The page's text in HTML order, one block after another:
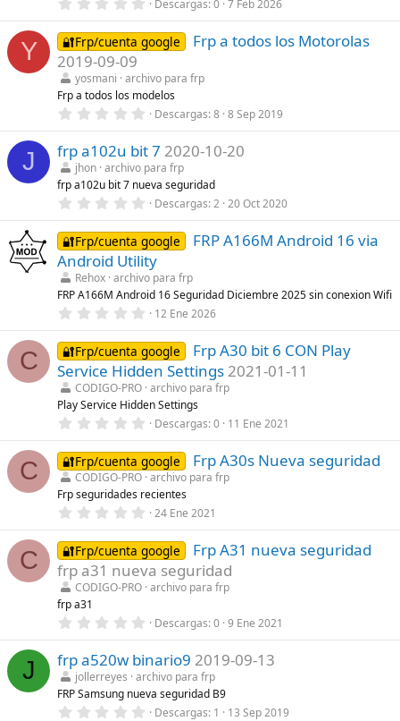
a
(
s
)
0
0
e
t
r
e
l
(
s
)
Descargas 0 7 Feb 2026
Y 🔐Frp/cuenta google
Frp a todos los Motorolas
2019-09-09
yosmani
archivo para frp
Frp a todos los modelos
0
0
0
e
s
t
r
l
l
a
(
s
)
Descargas 8 8 Sep 2019
J frp a102u bit 7 2020-10-20
jhon archivo para frp
frp a102u bit 7 nueva seguridad
0
0
0
e
s
t
r
e
l
a
(
s
)
Descargas 2 20 Oct 2020
🔐Frp/cuenta google
FRP A166M Android 16 via
Android Utility
Rehox archivo para frp
FRP A166M Android 16 Seguridad Diciembre 2025 sin conexion Wifi
0
0
0
e
s
t
r
e
l
a
(
s
12 Ene 2026
C 🔐Frp/cuenta google
Frp A30 bit 6 CON Play
Service Hidden Settings 2021-01-11
CODIGO-PRO archivo para frp
Play Service Hidden Settings
0
0
0
e
s
t
r
l
l
a
(
s
Descargas 0 11 Ene 2021
C 🔐Frp/cuenta google Frp A30s Nueva seguridad
CODIGO-PRO archivo para frp
Frp seguridades recientes
0
0
0
e
s
t
l
(
s
)
24 Ene 2021
C 🔐Frp/cuenta google
Frp A31 nueva seguridad
frp a31 nueva seguridad
CODIGO-PRO archivo para frp
frp a31
0
0
0
e
s
t
r
Descargas 0 9 Ene 2021
J frp a520w binario9 2019-09-13
jollerreyes
archivo para frp
FRP Samsung nueva seguridad B9
0 Descargas 1 13 Sep 2019